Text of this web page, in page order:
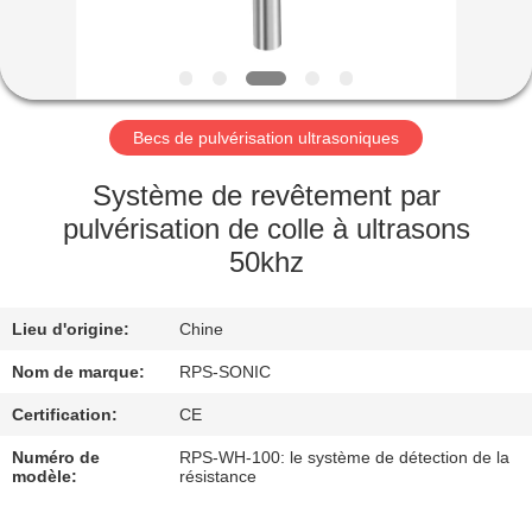
DE
NOUS
VISITE
D'USINE
DE
QUALITÉ
CONTACTEZ-
NOUS
Becs de pulvérisation ultrasoniques
Système de revêtement par
pulvérisation de colle à ultrasons
50khz
Lieu d'origine: Chine
Nom de marque: RPS-SONIC
Certification: CE
Numéro de
modèle:
RPS-WH-100: le système de détection de la
résistance